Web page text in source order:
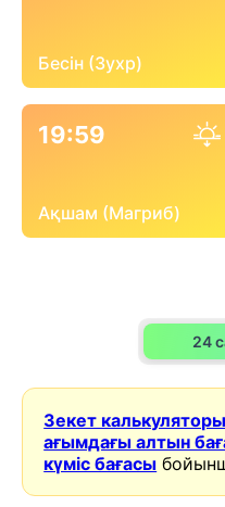
Бесін (Зухр)
19:59
Ақшам (Магриб)
24
Зекет калькуляторы
ағымдағы алтын
күміс бағасы